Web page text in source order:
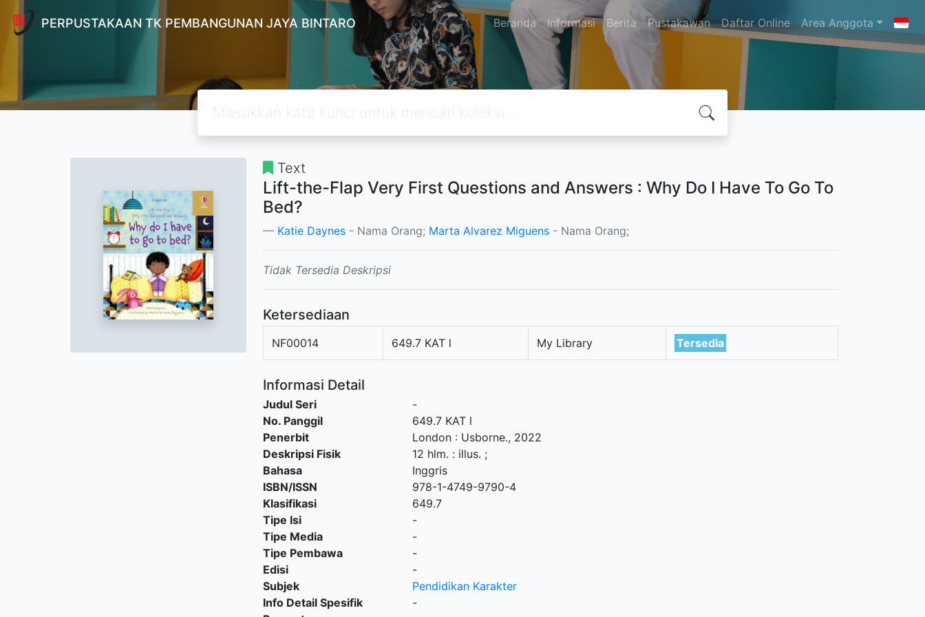
PERPUSTAKAAN TK PEMBANGUNAN JAYA BINTARO Beranda Informasi Berita Pustakawan Daftar Online Area Anggota
Text
Lift-the-Flap Very First Questions and Answers : Why Do I Have To Go To
Bed?
Katie Daynes - Nama Orang; Marta Alvarez Miguens - Nama Orang;
Tidak Tersedia Deskripsi
Ketersediaan
NF00014 649.7 KAT l My Library Tersedia
Informasi Detail
Judul Seri
-
No. Panggil
649.7 KAT l
Penerbit
London: Usborne., 2022
Deskripsi Fisik
12 hlm. : illus. ;
Bahasa
Inggris
ISBN/ISSN
978-1-4749-9790-4
Klasifikasi
649.7
Tipe Isi
-
Tipe Media
-
Tipe Pembawa
-
Edisi
-
Subjek
Pendidikan Karakter
Info Detail Spesifik
-